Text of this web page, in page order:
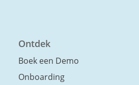
Ontdek
Boek een Demo
Onboarding